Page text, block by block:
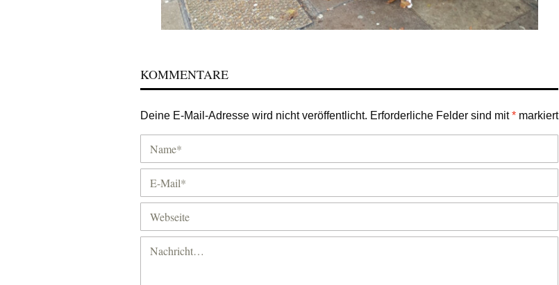
KOMMENTARE
Deine E-Mail-Adresse wird nicht veröffentlicht. Erforderliche Felder sind mit* markiert